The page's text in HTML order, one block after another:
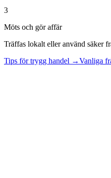
3
Möts och gör affär
Träffas lokalt eller använd säker
Tips för trygg handel →Vanliga